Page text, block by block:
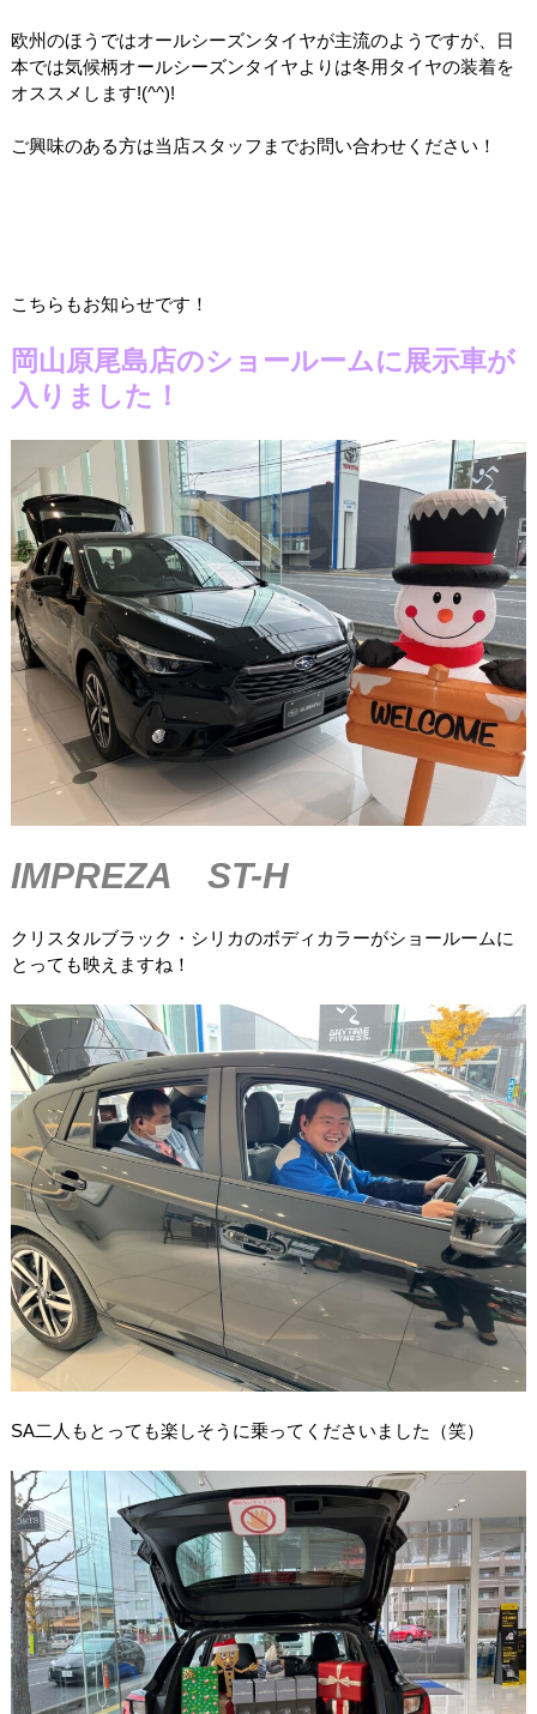
欧州のほうではオールシーズンタイヤが主流のようですが、日
本では気候柄オールシーズンタイヤよりは冬用タイヤの装着を
オススメします!(^^)!
ご興味のある方は当店スタッフまでお問い合わせください！
こちらもお知らせです！
岡山原尾島店のショールームに展示車が
入りました！
IMPREZA ST-H
クリスタルブラック・シリカのボディカラーがショールームに
とっても映えますね！
SA二人もとっても楽しそうに乗ってくださいました（笑）